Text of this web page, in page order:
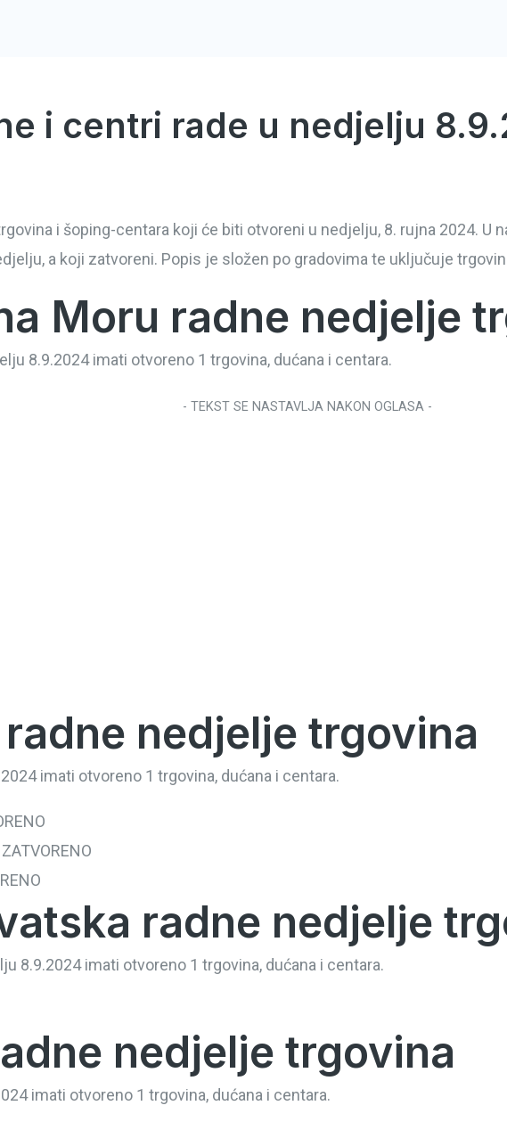
i centri rade u nedjelju
i šoping-centara koji će biti otvoreni u nedjelju, 8. rujna 2024. U
a koji zatvoreni. Popis je složen po gradovima te uključuje
Moru radne nedjelje
8.9.2024 imati otvoreno 1 trgovina, dućana i centara.
- TEKST SE NASTAVLJA NAKON OGLASA -
nedjelje trgovina
imati otvoreno 1 trgovina, dućana i centara.
ZATVORENO
radne nedjelje
8.9.2024 imati otvoreno 1 trgovina, dućana i centara.
nedjelje trgovina
imati otvoreno 1 trgovina, dućana i centara.